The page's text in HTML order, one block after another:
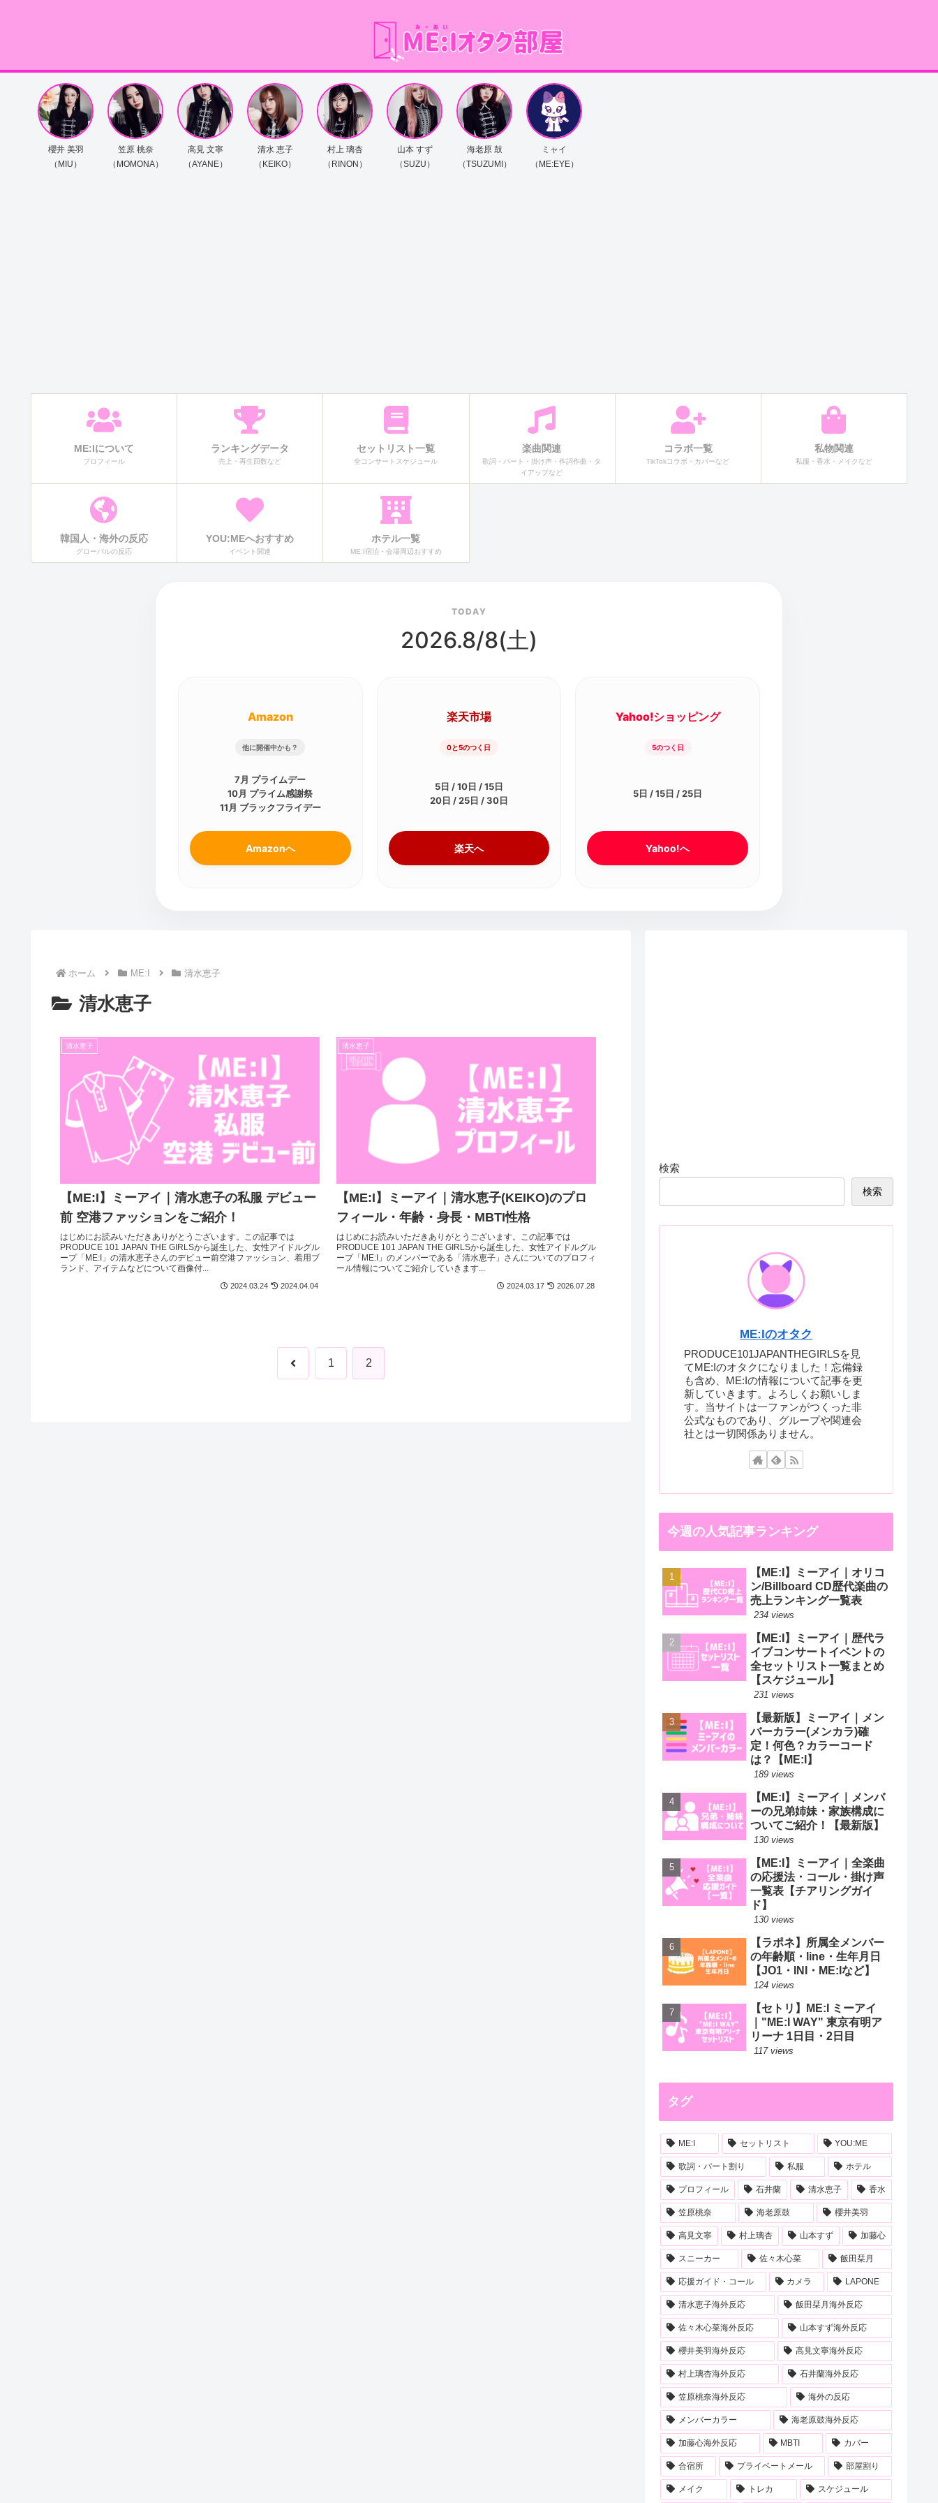
櫻井 美羽
（MIU）
笠原 桃奈
（MOMONA）
高見 文寧
（AYANE）
清水 恵子
（KEIKO）
村上 璃杏
（RINON）
山本 すず
（SUZU）
海老原 鼓
（TSUZUMI）
ミャイ
（ME:EYE）
ME:Iについて
プロフィール
ランキングデータ
売上・再生回数など
セットリスト一覧
全コンサートスケジュール
楽曲関連
歌詞・パート・掛け声・作詞作曲・タ
イアップなど
コラボ一覧
TikTokコラボ・カバーなど
私物関連
私服・香水・メイクなど
韓国人・海外の反応
グローバルの反応
YOU:MEへおすすめ
イベント関連
ホテル一覧
ME:I宿泊・会場周辺おすすめ
TODAY
2026.8/8(土)
Amazon
他に開催中かも？
7月 プライムデー
10月 プライム感謝祭
11月 ブラックフライデー
Amazonへ
楽天市場
0と5のつく日
5日 / 10日 / 15日
20日 / 25日 / 30日
楽天へ
Yahoo!ショッピング
5のつく日
5日 / 15日 / 25日
Yahoo!へ
ホーム ME:I 清水恵子
清水恵子
清水恵子
【ME:I】ミーアイ｜清水恵子の私服 デビュー
前 空港ファッションをご紹介！
はじめにお読みいただきありがとうございます。この記事では
PRODUCE 101 JAPAN THE GIRLSから誕生した、女性アイドルグル
ープ「ME:I」の清水恵子さんのデビュー前空港ファッション、着用ブ
ランド、アイテムなどについて画像付...
2024.03.24 2024.04.04
清水恵子
【ME:I】ミーアイ｜清水恵子(KEIKO)のプロ
フィール・年齢・身長・MBTI性格
はじめにお読みいただきありがとうございます。この記事では
PRODUCE 101 JAPAN THE GIRLSから誕生した、女性アイドルグル
ープ「ME:I」のメンバーである「清水恵子」さんについてのプロフィ
ール情報についてご紹介していきます...
2024.03.17 2026.07.28
前 1 2
検索
検索
ME:Iのオタク
PRODUCE101JAPANTHEGIRLSを見
てME:Iのオタクになりました！忘備録
も含め、ME:Iの情報について記事を更
新していきます。よろしくお願いしま
す。当サイトは一ファンがつくった非
公式なものであり、グループや関連会
社とは一切関係ありません。
今週の人気記事ランキング
【ME:I】ミーアイ｜オリコ
ン/Billboard CD歴代楽曲の
売上ランキング一覧表
234 views
【ME:I】ミーアイ｜歴代ラ
イブコンサートイベントの
全セットリスト一覧まとめ
【スケジュール】
231 views
【最新版】ミーアイ｜メン
バーカラー(メンカラ)確
定！何色？カラーコード
は？【ME:I】
189 views
【ME:I】ミーアイ｜メンバ
ーの兄弟姉妹・家族構成に
ついてご紹介！【最新版】
130 views
【ME:I】ミーアイ｜全楽曲
の応援法・コール・掛け声
一覧表【チアリングガイ
ド】
130 views
【ラポネ】所属全メンバー
の年齢順・line・生年月日
【JO1・INI・ME:Iなど】
124 views
【セトリ】ME:I ミーアイ
｜"ME:I WAY" 東京有明ア
リーナ 1日目・2日目
117 views
タグ
ME:I セットリスト YOU:ME
歌詞・パート割り 私服 ホテル
プロフィール 石井蘭 清水恵子 香水
笠原桃奈 海老原鼓 櫻井美羽
高見文寧 村上璃杏 山本すず 加藤心
スニーカー 佐々木心菜 飯田栞月
応援ガイド・コール カメラ LAPONE
清水恵子海外反応 飯田栞月海外反応
佐々木心菜海外反応 山本すず海外反応
櫻井美羽海外反応 高見文寧海外反応
村上璃杏海外反応 石井蘭海外反応
笠原桃奈海外反応 海外の反応
メンバーカラー 海老原鼓海外反応
加藤心海外反応 MBTI カバー
合宿所 プライベートメール 部屋割り
メイク トレカ スケジュール